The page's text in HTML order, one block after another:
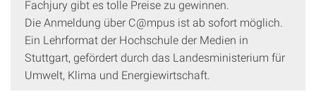
Fachjury gibt es tolle Preise zu gewinnen.
Die Anmeldung über C@mpus ist ab sofort möglich.
Ein Lehrformat der Hochschule der Medien in
Stuttgart, gefördert durch das Landesministerium für
Umwelt, Klima und Energiewirtschaft.